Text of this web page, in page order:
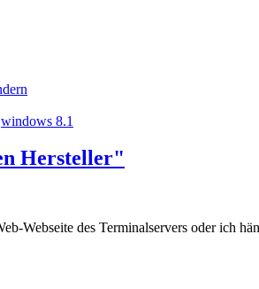
windows 8.1
Hersteller"
Webseite des Terminalservers oder ich